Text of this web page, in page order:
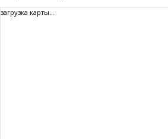
загрузка карты...